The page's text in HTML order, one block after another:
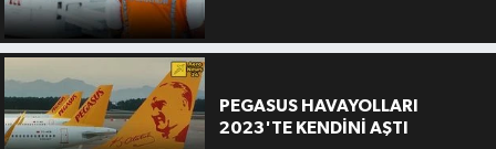
PEGASUS HAVAYOLLARI
2023'TE KENDİNİ AŞTI